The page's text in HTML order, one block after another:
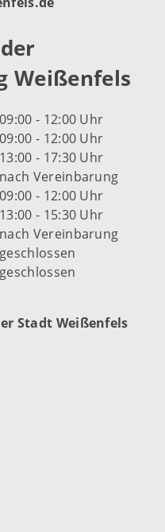
Weißenfels
09:00 - 12:00 Uhr
09:00 - 12:00 Uhr
13:00 - 17:30 Uhr
nach Vereinbarung
09:00 - 12:00 Uhr
13:00 - 15:30 Uhr
nach Vereinbarung
geschlossen
geschlossen
Stadt Weißenfels